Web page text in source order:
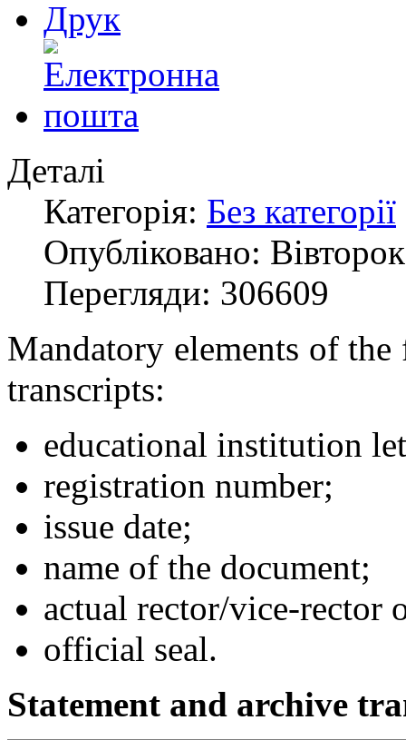
Деталі
Категорія: Без категорії
Опубліковано:
Перегляди: 306609
Mandatory elements of
transcripts:
educational institution
registration number;
issue date;
name of the document;
actual rector/vice-rector
official seal.
Statement and archive